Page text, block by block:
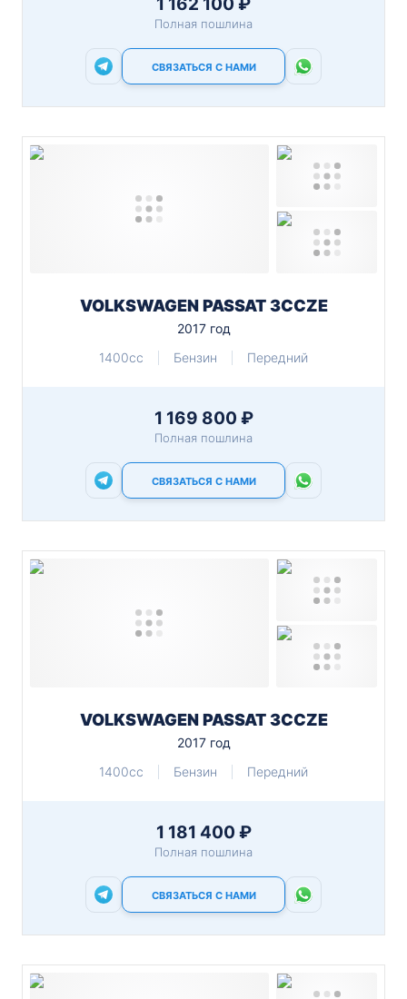
Полная пошлина
СВЯЗАТЬСЯ С НАМИ
VOLKSWAGEN PASSAT 3CCZE
2017 год
1400cc
Бензин Передний
1 169 800 ₽
Полная пошлина
СВЯЗАТЬСЯ С НАМИ
VOLKSWAGEN PASSAT 3CCZE
2017 год
1400cc
Бензин Передний
1 181 400 ₽
Полная пошлина
СВЯЗАТЬСЯ С НАМИ